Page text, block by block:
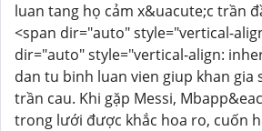
luan tang họ cảm x&uacute;c trần
<span dir="auto" style="vertical-
dir="auto" style="vertical-align:
dan tu binh luan vien giup khan gia
trần cau. Khi gặp Messi,
trong lưới được khắc hoa ro, cuốn